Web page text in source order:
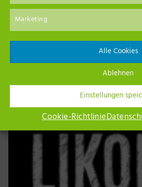
Marketing
Alle Cookies
Ablehnen
Einstellungen
Cookie-Richtlinie